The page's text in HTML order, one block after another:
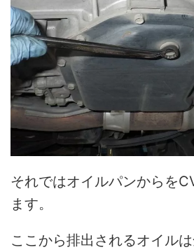
それではオイルパンからを
ます。
ここから排出されるオイル